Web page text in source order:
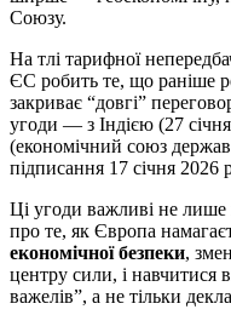
Союзу.
На тлі тарифної
ЄС робить те, що раніше
закриває “довгі”
угоди — з Індією (27
(економічний союз
підписання 17 січня 2026
Ці угоди важливі не
про те, як Європа
економічної безпеки,
центру сили, і навчитися
важелів”, а не тільки